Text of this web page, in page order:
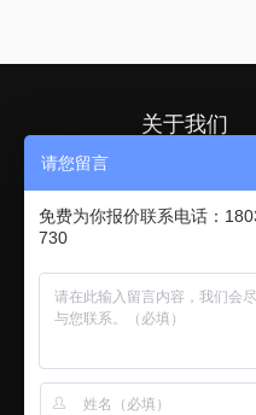
关于我们
关于优超凡
请您留言
免费为你报价联系电话：
730